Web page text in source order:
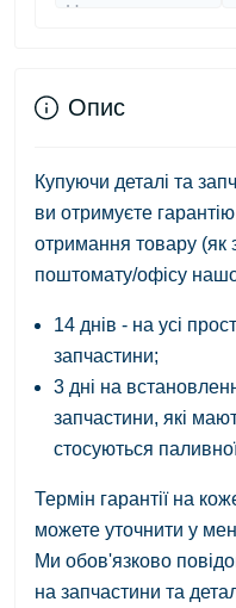
Опис
Купуючи деталі та
ви отримуєте
отримання товару (як
поштомату/офісу
14 днів - на усі
запчастини;
3 дні на
запчастини, які
стосуються
Термін гарантії на
можете уточнити у
Ми обов'язково
на запчастини та